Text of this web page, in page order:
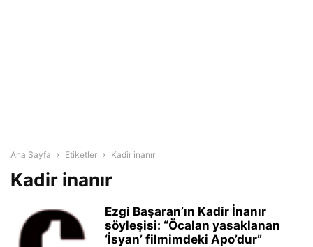
Ana Sayfa Etiketler Kadir inanır
Kadir inanır
Ezgi Başaran’ın Kadir İnanır
söyleşisi: “Öcalan yasaklanan
‘İsyan’ filmimdeki Apo’dur”